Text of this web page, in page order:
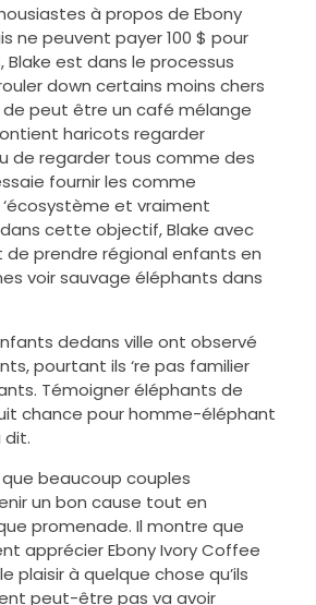
à propos de Ebony
ne peuvent payer 100 $ pour
Blake est dans le processus
down certains moins chers
de peut être un café mélange
haricots regarder
de regarder tous comme des
fournir les comme
et vraiment
cette objectif, Blake avec
prendre régional enfants en
voir sauvage éléphants dans
dedans ville ont observé
pourtant ils ‘re pas familier
Témoigner éléphants de
chance pour homme-éléphant
dit.
beaucoup couples
un bon cause tout en
promenade. Il montre que
apprécier Ebony Ivory Coffee
plaisir à quelque chose qu’ils
peut-être pas va avoir